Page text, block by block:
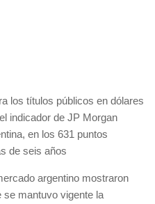
los títulos públicos en dólares
indicador de JP Morgan
en los 631 puntos
de seis años
argentino mostraron
se mantuvo vigente la